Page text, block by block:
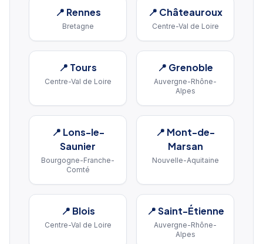
📍 Rennes
Bretagne
📍 Châteauroux
Centre-Val de Loire
📍 Tours
Centre-Val de Loire
📍 Grenoble
Auvergne-Rhône-
Alpes
📍 Lons-le-
Saunier
Bourgogne-Franche-
Comté
📍 Mont-de-
Marsan
Nouvelle-Aquitaine
📍 Blois
Centre-Val de Loire
📍Saint-Étienne
Auvergne-Rhône-
Alpes